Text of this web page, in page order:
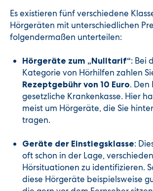
Es existieren fünf verschiedene
Hörgeräten mit unterschiedlichen
folgendermaßen unterteilen:
Hörgeräte zum „Nulltarif“: Bei
Kategorie von Hörhilfen zahlen
Rezeptgebühr von 10 Euro. Den
gesetzliche Krankenkasse. Hier
meist um Hörgeräte, die Sie
tragen.
Geräte der Einstiegsklasse:
oft schon in der Lage,
Hörsituationen zu identifizieren.
diese Hörgeräte beispielsweise